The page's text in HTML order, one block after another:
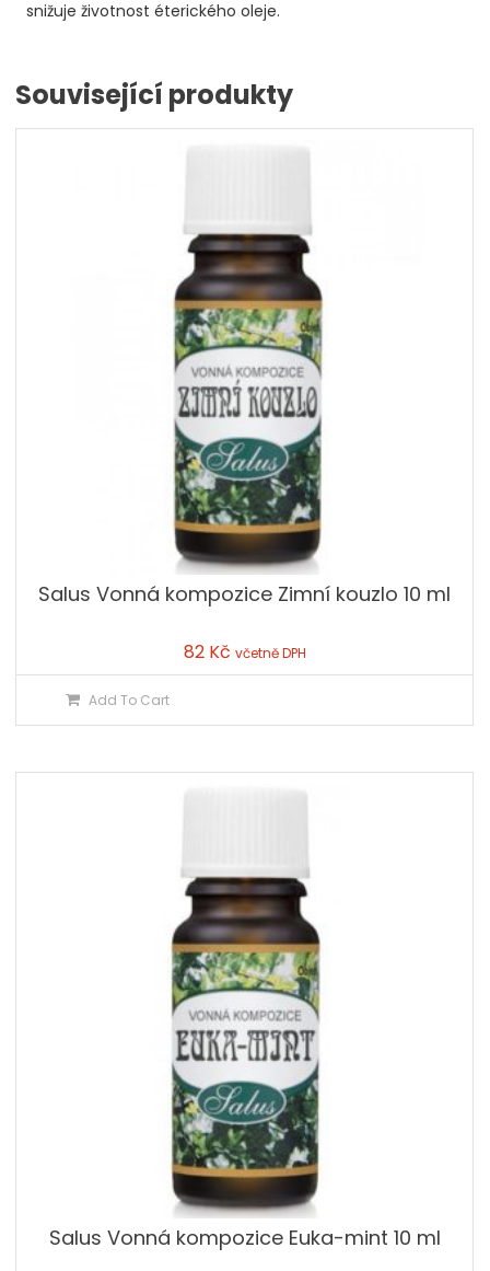
snižuje životnost éterického oleje.
Související produkty
Salus Vonná kompozice Zimní kouzlo 10 ml
82 Kč včetně DPH
Add To Cart
Salus Vonná kompozice Euka-mint 10 ml